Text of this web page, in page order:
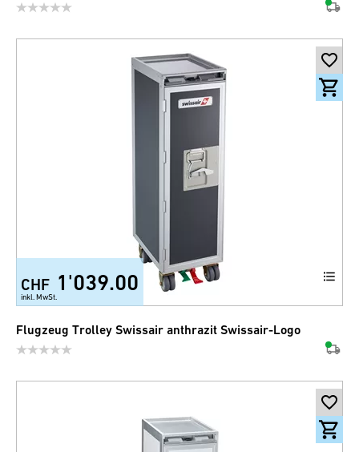
CHF 1'039.00
inkl. MwSt.
Flugzeug Trolley Swissair anthrazit Swissair-Logo